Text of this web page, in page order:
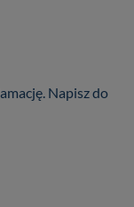
Napisz do